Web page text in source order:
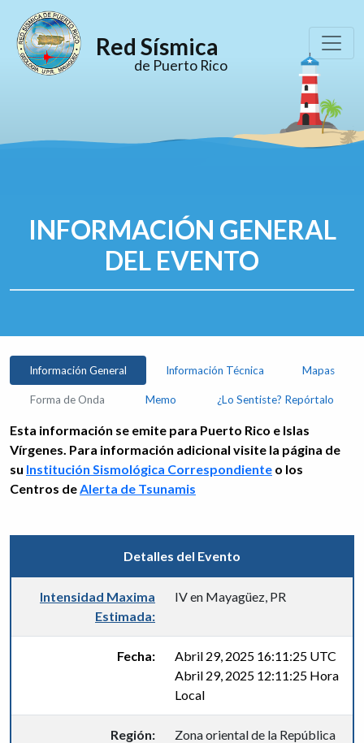
Red Sísmica
de Puerto Rico
INFORMACIÓN GENERAL
DEL EVENTO
Información General Información Técnica Mapas
Forma de Onda Memo ¿Lo Sentiste? Repórtalo
Esta información se emite para Puerto Rico e Islas
Vírgenes. Para información adicional visite la página de
su Institución Sismológica Correspondiente o los
Centros deAlerta de Tsunamis
Detalles del Evento
Intensidad Maxima
Estimada:
IV en Mayagüez, PR
Fecha:
Abril 29, 2025 16:11:25 UTC
Abril 29, 2025 12:11:25 Hora
Local
Región:
Zona oriental de la República